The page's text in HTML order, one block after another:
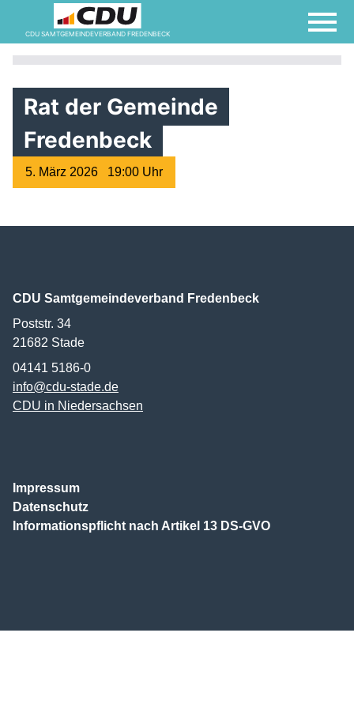
CDU SAMTGEMEINDEVERBAND FREDENBECK
Rat der Gemeinde
Fredenbeck
5. März 2026 19:00 Uhr
CDU Samtgemeindeverband Fredenbeck
Poststr. 34
21682 Stade
04141 5186-0
info@cdu-stade.de
CDU in Niedersachsen
Impressum
Datenschutz
Informationspflicht nach Artikel 13 DS-GVO